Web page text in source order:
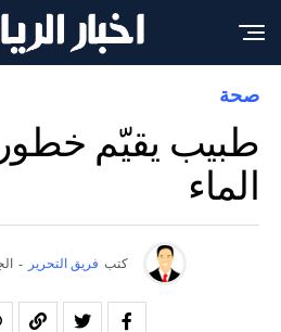
صحة
طبيب يقيّم
الماء
كتب فريق التحرير -